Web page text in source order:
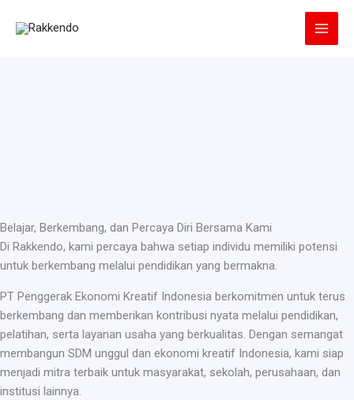
Belajar, Berkembang, dan Percaya Diri Bersama Kami
Di Rakkendo, kami percaya bahwa setiap individu memiliki potensi
untuk berkembang melalui pendidikan yang bermakna.
PT Penggerak Ekonomi Kreatif Indonesia berkomitmen untuk terus
berkembang dan memberikan kontribusi nyata melalui pendidikan,
pelatihan, serta layanan usaha yang berkualitas. Dengan semangat
membangun SDM unggul dan ekonomi kreatif Indonesia, kami siap
menjadi mitra terbaik untuk masyarakat, sekolah, perusahaan, dan
institusi lainnya.